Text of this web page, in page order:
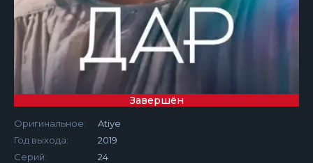
Завершён
Оригинальное:
Atiye
Год выхода:
2019
Серий:
24